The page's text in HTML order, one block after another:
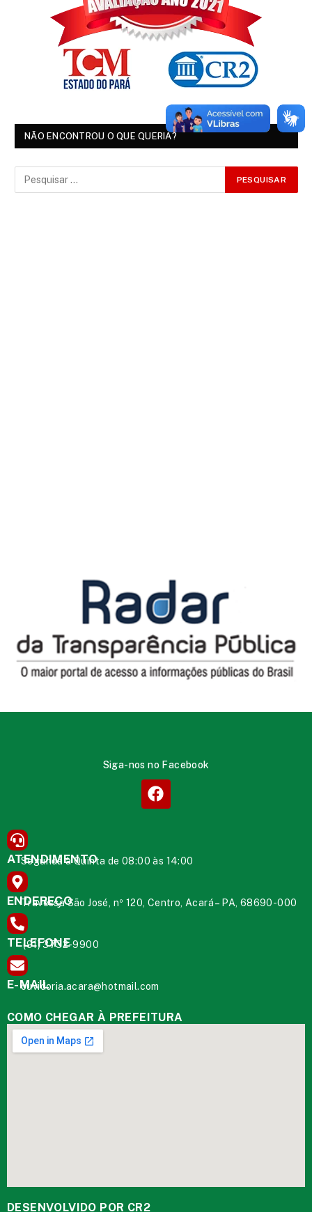
NÃO ENCONTROU O QUE QUERIA?
Siga-nos no Facebook
ATENDIMENTO
Segunda à Quinta de 08:00 às 14:00
ENDEREÇO
Travessa São José, nº 120, Centro, Acará – PA, 68690-000
TELEFONE
(91) 3732-9900
E-MAIL
ouvidoria.acara@hotmail.com
COMO CHEGAR À PREFEITURA
DESENVOLVIDO POR CR2